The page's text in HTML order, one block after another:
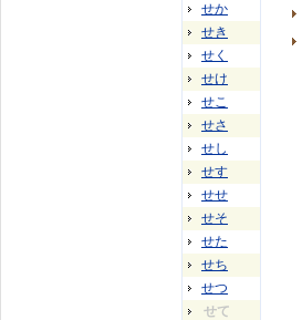
せか
せき
せく
せけ
せこ
せさ
せし
せす
せせ
せそ
せた
せち
せつ
せて